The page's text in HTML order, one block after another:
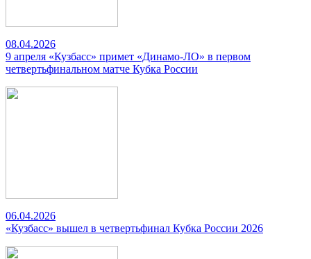
08.04.2026
9 апреля «Кузбасс» примет «Динамо-ЛО» в первом
четвертьфинальном матче Кубка России
06.04.2026
«Кузбасс» вышел в четвертьфинал Кубка России 2026